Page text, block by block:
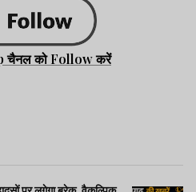
चैनल को Follow करें